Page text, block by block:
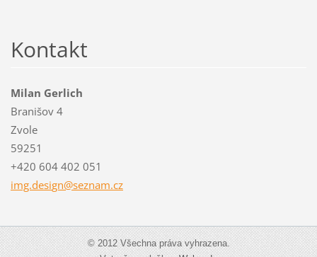
Kontakt
Milan Gerlich
Branišov 4
Zvole
59251
+420 604 402 051
img.design@seznam.cz
© 2012 Všechna práva vyhrazena.